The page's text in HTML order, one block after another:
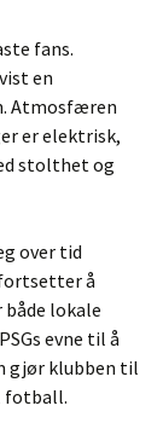
fans.
en
Atmosfæren
er elektrisk,
stolthet og
over tid
å
lokale
evne til å
gjør klubben til
fotball.